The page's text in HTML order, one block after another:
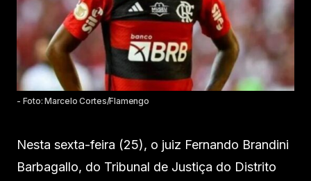
- Foto: Marcelo Cortes/Flamengo
Nesta sexta-feira (25), o juiz Fernando Brandini
Barbagallo, do Tribunal de Justiça do Distrito